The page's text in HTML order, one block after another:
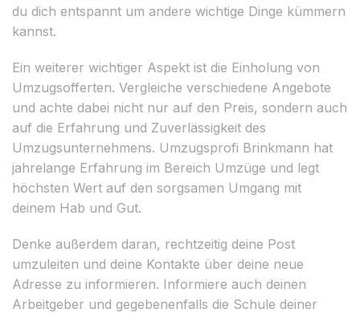
du dich entspannt um andere wichtige Dinge kümmern
kannst.
Ein weiterer wichtiger Aspekt ist die Einholung von
Umzugsofferten. Vergleiche verschiedene Angebote
und achte dabei nicht nur auf den Preis, sondern auch
auf die Erfahrung und Zuverlässigkeit des
Umzugsunternehmens. Umzugsprofi Brinkmann hat
jahrelange Erfahrung im Bereich Umzüge und legt
höchsten Wert auf den sorgsamen Umgang mit
deinem Hab und Gut.
Denke außerdem daran, rechtzeitig deine Post
umzuleiten und deine Kontakte über deine neue
Adresse zu informieren. Informiere auch deinen
Arbeitgeber und gegebenenfalls die Schule deiner